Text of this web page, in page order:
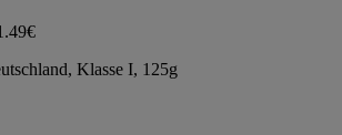
Klasse I, 125g